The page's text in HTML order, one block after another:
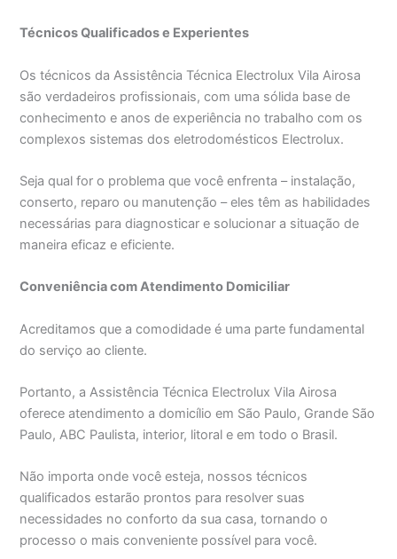
Técnicos Qualificados e Experientes
Os técnicos da Assistência Técnica Electrolux Vila Airosa
são verdadeiros profissionais, com uma sólida base de
conhecimento e anos de experiência no trabalho com os
complexos sistemas dos eletrodomésticos Electrolux.
Seja qual for o problema que você enfrenta – instalação,
conserto, reparo ou manutenção – eles têm as habilidades
necessárias para diagnosticar e solucionar a situação de
maneira eficaz e eficiente.
Conveniência com Atendimento Domiciliar
Acreditamos que a comodidade é uma parte fundamental
do serviço ao cliente.
Portanto, a Assistência Técnica Electrolux Vila Airosa
oferece atendimento a domicílio em São Paulo, Grande São
Paulo, ABC Paulista, interior, litoral e em todo o Brasil.
Não importa onde você esteja, nossos técnicos
qualificados estarão prontos para resolver suas
necessidades no conforto da sua casa, tornando o
processo o mais conveniente possível para você.